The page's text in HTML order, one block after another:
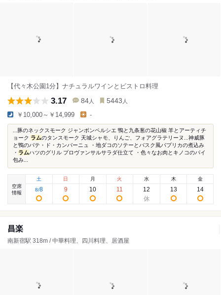
【代々木公園1分】ナチュラルワインとビストロ料理
3.17 84 人 5443 人
￥10,000～￥14,999 -
...豚のネックスモーク ジャンボンペルシエ 鴨と九条葱の花山椒 羊とアーティチ
ョーク ラムのタンスモーク 天城シャモ、りんご、フォアグラテリーヌ...神威豚
と鴨のパテ・ド・カンパーニュ ・地ダコのソテーとバスク風パプリカの煮込み
・ ラムハツのグリル プロヴァンサルサラダ仕立て ・色々なお肉とキノコのパイ
包み...
空席
情報
土
8/8
日
9
月
10
火
11
水
12
木
13
金
14
昌楽
南新宿駅 318m / 中華料理、四川料理、居酒屋